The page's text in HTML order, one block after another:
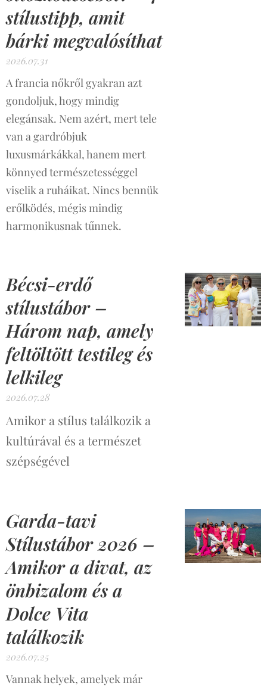
stílustipp, amit
bárki megvalósíthat
2026.07.31
A francia nőkről gyakran azt
gondoljuk, hogy mindig
elegánsak. Nem azért, mert tele
van a gardróbjuk
luxusmárkákkal, hanem mert
könnyed természetességgel
viselik a ruháikat. Nincs bennük
erőlködés, mégis mindig
harmonikusnak tűnnek.
Bécsi-erdő
stílustábor –
Három nap, amely
feltöltött testileg és
lelkileg
2026.07.28
Amikor a stílus találkozik a
kultúrával és a természet
szépségével
Garda-tavi
Stílustábor 2026 –
Amikor a divat, az
önbizalom és a
Dolce Vita
találkozik
2026.07.25
Vannak helyek, amelyek már